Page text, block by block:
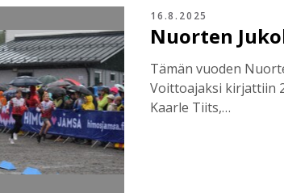
16.8.2025
Nuorten
Tämän vuoden
Voittoajaksi kirjattiin
Kaarle Tiits,…